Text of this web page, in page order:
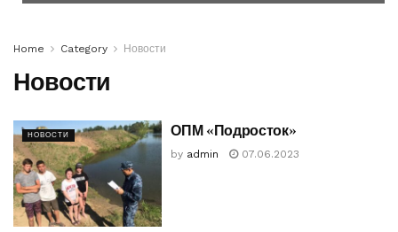
Home Category Новости
Новости
НОВОСТИ ОПМ «Подросток»
by admin 07.06.2023